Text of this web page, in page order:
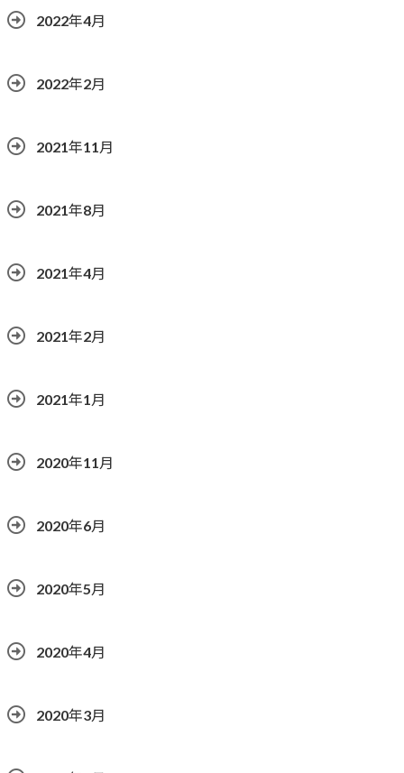
2022年4月
2022年2月
2021年11月
2021年8月
2021年4月
2021年2月
2021年1月
2020年11月
2020年6月
2020年5月
2020年4月
2020年3月